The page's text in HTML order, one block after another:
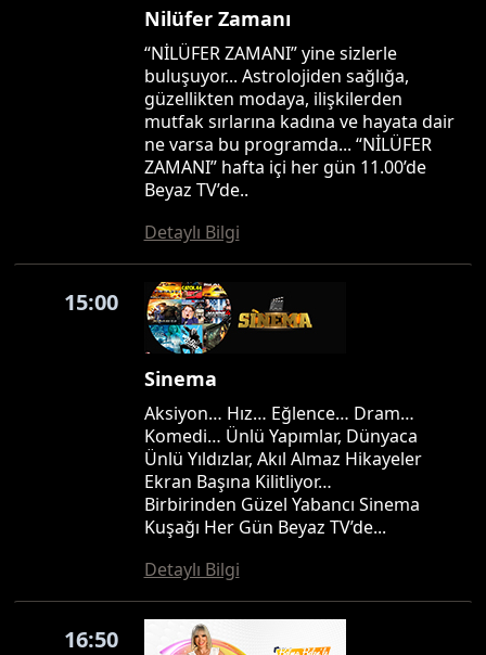
Nilüfer Zamanı
“NİLÜFER ZAMANI” yine sizlerle
buluşuyor... Astrolojiden sağlığa,
güzellikten modaya, ilişkilerden
mutfak sırlarına kadına ve hayata dair
ne varsa bu programda... “NİLÜFER
ZAMANI” hafta içi her gün 11.00’de
Beyaz TV’de..
Detaylı Bilgi
15:00
Sinema
Aksiyon… Hız… Eğlence… Dram…
Komedi… Ünlü Yapımlar, Dünyaca
Ünlü Yıldızlar, Akıl Almaz Hikayeler
Ekran Başına Kilitliyor…
Birbirinden Güzel Yabancı Sinema
Kuşağı Her Gün Beyaz TV’de...
Detaylı Bilgi
16:50